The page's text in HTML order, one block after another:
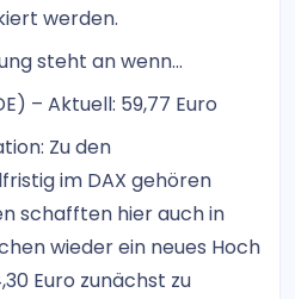
werden.
steht an wenn...
– Aktuell: 59,77 Euro
Zu den
im DAX gehören
schafften hier auch in
wieder ein neues Hoch
Euro zunächst zu